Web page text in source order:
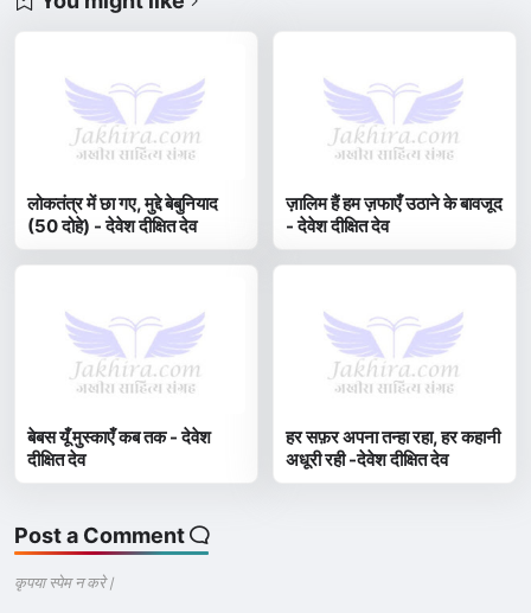
लोकतंत्र में छा गए, मुद्दे बेबुनियाद
(50 दोहे) - देवेश दीक्षित देव
ज़ालिम हैं हम ज़फाएँ उठाने के बावजूद
- देवेश दीक्षित देव
बेबस यूँ मुस्काएँ कब तक - देवेश
दीक्षित देव
हर सफ़र अपना तन्हा रहा, हर कहानी
अधूरी रही -देवेश दीक्षित देव
Post a Comment
कृपया स्पेम न करे |